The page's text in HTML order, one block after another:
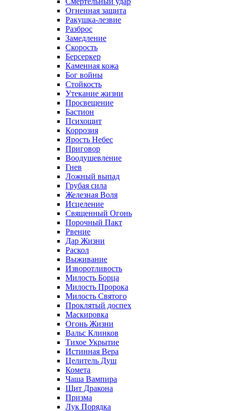
Огненная защита
Ракушка-лезвие
Разброс
Замедление
Скорость
Берсеркер
Каменная кожа
Бог войны
Стойкость
Утекание жизни
Просвещение
Бастион
Психощит
Коррозия
Ярость Небес
Приговор
Воодушевление
Гнев
Ложный выпад
Грубая сила
Железная Воля
Исцеление
Священный Огонь
Порочный Пакт
Рвение
Дар Жизни
Раскол
Выживание
Изворотливость
Милость Борца
Милость Пророка
Милость Святого
Проклятый доспех
Маскировка
Огонь Жизни
Вальс Клинков
Тихое Укрытие
Истинная Вера
Целитель Душ
Комета
Чаша Вампира
Щит Дракона
Призма
Лук Порядка